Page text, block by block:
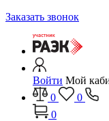
Заказать звонок
Войти Мой
0
0
0